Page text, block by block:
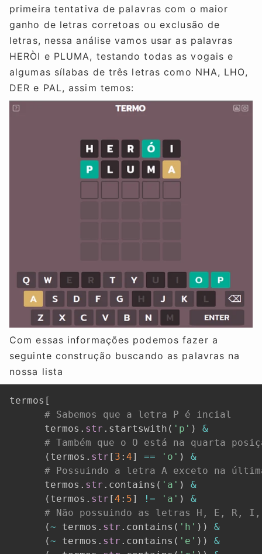
primeira tentativa de palavras com o maior
ganho de letras corretoas ou exclusão de
letras, nessa análise vamos usar as palavras
HERÒI e PLUMA, testando todas as vogais e
algumas sílabas de três letras como NHA, LHO,
DER e PAL, assim temos:
Com essas informações podemos fazer a
seguinte construção buscando as palavras na
nossa lista
termos [
# Sabemos que a letra P é incial
      termos
. str . startswith ( 'p' )
&
# Também que o O está na quarta
( termos . str [ 3 : 4] == 'o' )
&
# Possuindo a letra A exceto na
      termos
. str . contains ( 'a' )
&
( termos . str [4 : 5] != 'a' )
&
# Não possuindo as letras H, E, R,
(~ termos . str . contains ( 'h' ) )
&
(~ termos . str . contains ( 'e' ) )
&